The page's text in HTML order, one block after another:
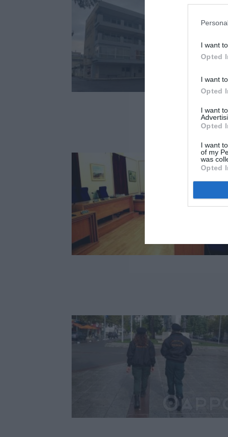
I want
Opted
I want
Opted
I want
Opted
I want
of my
was
Opted